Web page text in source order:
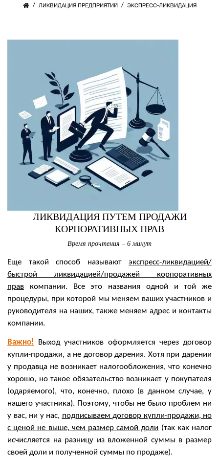
/ ЛИКВИДАЦИЯ ПРЕДПРИЯТИЙ / ЭКСПРЕСС-ЛИКВИДАЦИЯ
ЛИКВИДАЦИЯ ПУТЕМ ПРОДАЖИ
КОРПОРАТИВНЫХ ПРАВ
Время прочтения – 6 минут
Еще такой способ называют экспресс-ликвидацией/
быстрой ликвидацией/продажей корпоративных
прав
компании. Все это названия одной и той же
процедуры, при которой мы меняем ваших участников и
руководителя на наших, также меняем адрес и контакты
компании.
Важно!
Выход участников оформляется через договор
купли-продажи, а не договор дарения. Хотя при дарении
у продавца не возникает налогообложения, что конечно
хорошо, но такое обязательство возникает у покупателя
(одаряемого), что, конечно, плохо (в данном случае, у
нашего участника). Поэтому, чтобы не было проблем ни
у вас, ни у нас, подписываем договор купли-продажи, но
с ценой не выше, чем размер самой доли (так как налог
исчисляется на разницу из вложенной суммы в размер
своей доли и полученной суммы по продаже).